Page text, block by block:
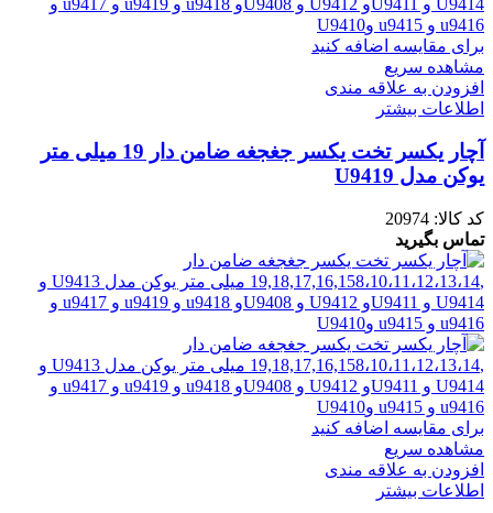
برای مقایسه اضافه کنید
مشاهده سریع
افزودن به علاقه مندی
اطلاعات بیشتر
آچار یکسر تخت یکسر جغجغه ضامن دار 19 میلی متر
یوکن مدل U9419
کد کالا: 20974
تماس بگیرید
برای مقایسه اضافه کنید
مشاهده سریع
افزودن به علاقه مندی
اطلاعات بیشتر